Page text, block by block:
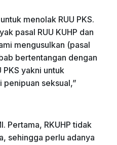
menolak RUU PKS.
pasal RUU KUHP dan
mengusulkan (pasal
bertentangan dengan
PKS yakni untuk
seksual,”
Pertama, RKUHP tidak
sehingga perlu adanya